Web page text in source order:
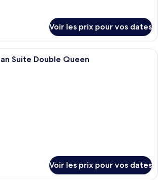
Voir les prix pour vos dates
Une chambre d’hôtel avec deux lits,
Suite Double Queen
Voir les prix pour vos dates